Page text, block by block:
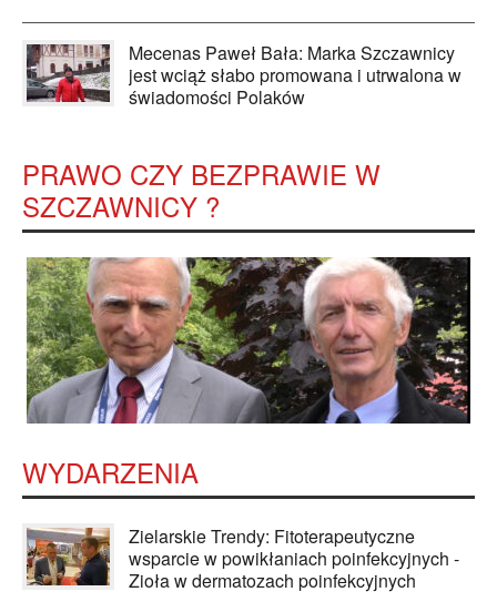
Mecenas Paweł Bała: Marka Szczawnicy
jest wciąż słabo promowana i utrwalona w
świadomości Polaków
PRAWO CZY BEZPRAWIE W
SZCZAWNICY ?
WYDARZENIA
Zielarskie Trendy: Fitoterapeutyczne
wsparcie w powikłaniach poinfekcyjnych -
Zioła w dermatozach poinfekcyjnych